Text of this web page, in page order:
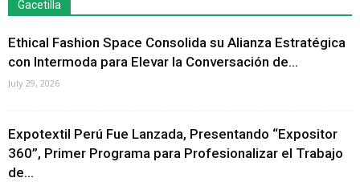
Gacetilla
Ethical Fashion Space Consolida su Alianza Estratégica
con Intermoda para Elevar la Conversación de...
July 29, 2026
Expotextil Perú Fue Lanzada, Presentando “Expositor
360”, Primer Programa para Profesionalizar el Trabajo
de...